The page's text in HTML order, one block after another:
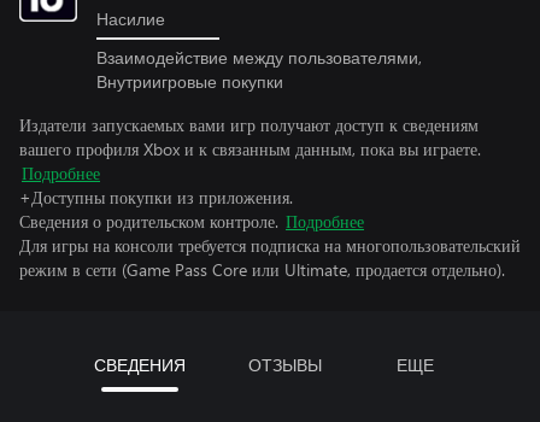
Насилие
Взаимодействие между пользователями,
Внутриигровые покупки
Издатели запускаемых вами игр получают доступ к сведениям
вашего профиля Xbox и к связанным данным, пока вы играете.
Подробнее
+Доступны покупки из приложения.
Сведения о родительском контроле. Подробнее
Для игры на консоли требуется подписка на многопользовательский
режим в сети (Game Pass Core или Ultimate, продается отдельно).
СВЕДЕНИЯ ОТЗЫВЫ ЕЩЕ